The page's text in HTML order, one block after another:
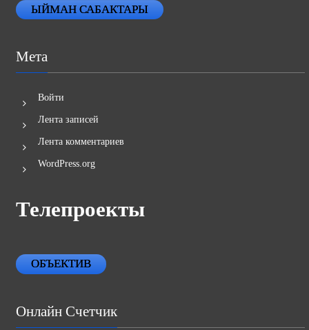
ЫЙМАН САБАКТАРЫ
Мета
Войти
Лента записей
Лента комментариев
WordPress.org
Телепроекты
ОБЪЕКТИВ
Онлайн Счетчик